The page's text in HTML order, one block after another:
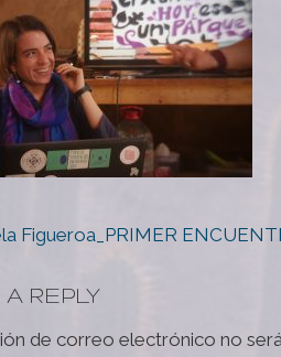
Figueroa_PRIMER
REPLY
de correo electrónico no